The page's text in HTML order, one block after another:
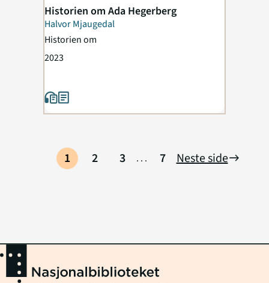
Historien om Ada Hegerberg
Halvor Mjaugedal
Historien om
2023
1 2 3 ... 7 Neste sideeast